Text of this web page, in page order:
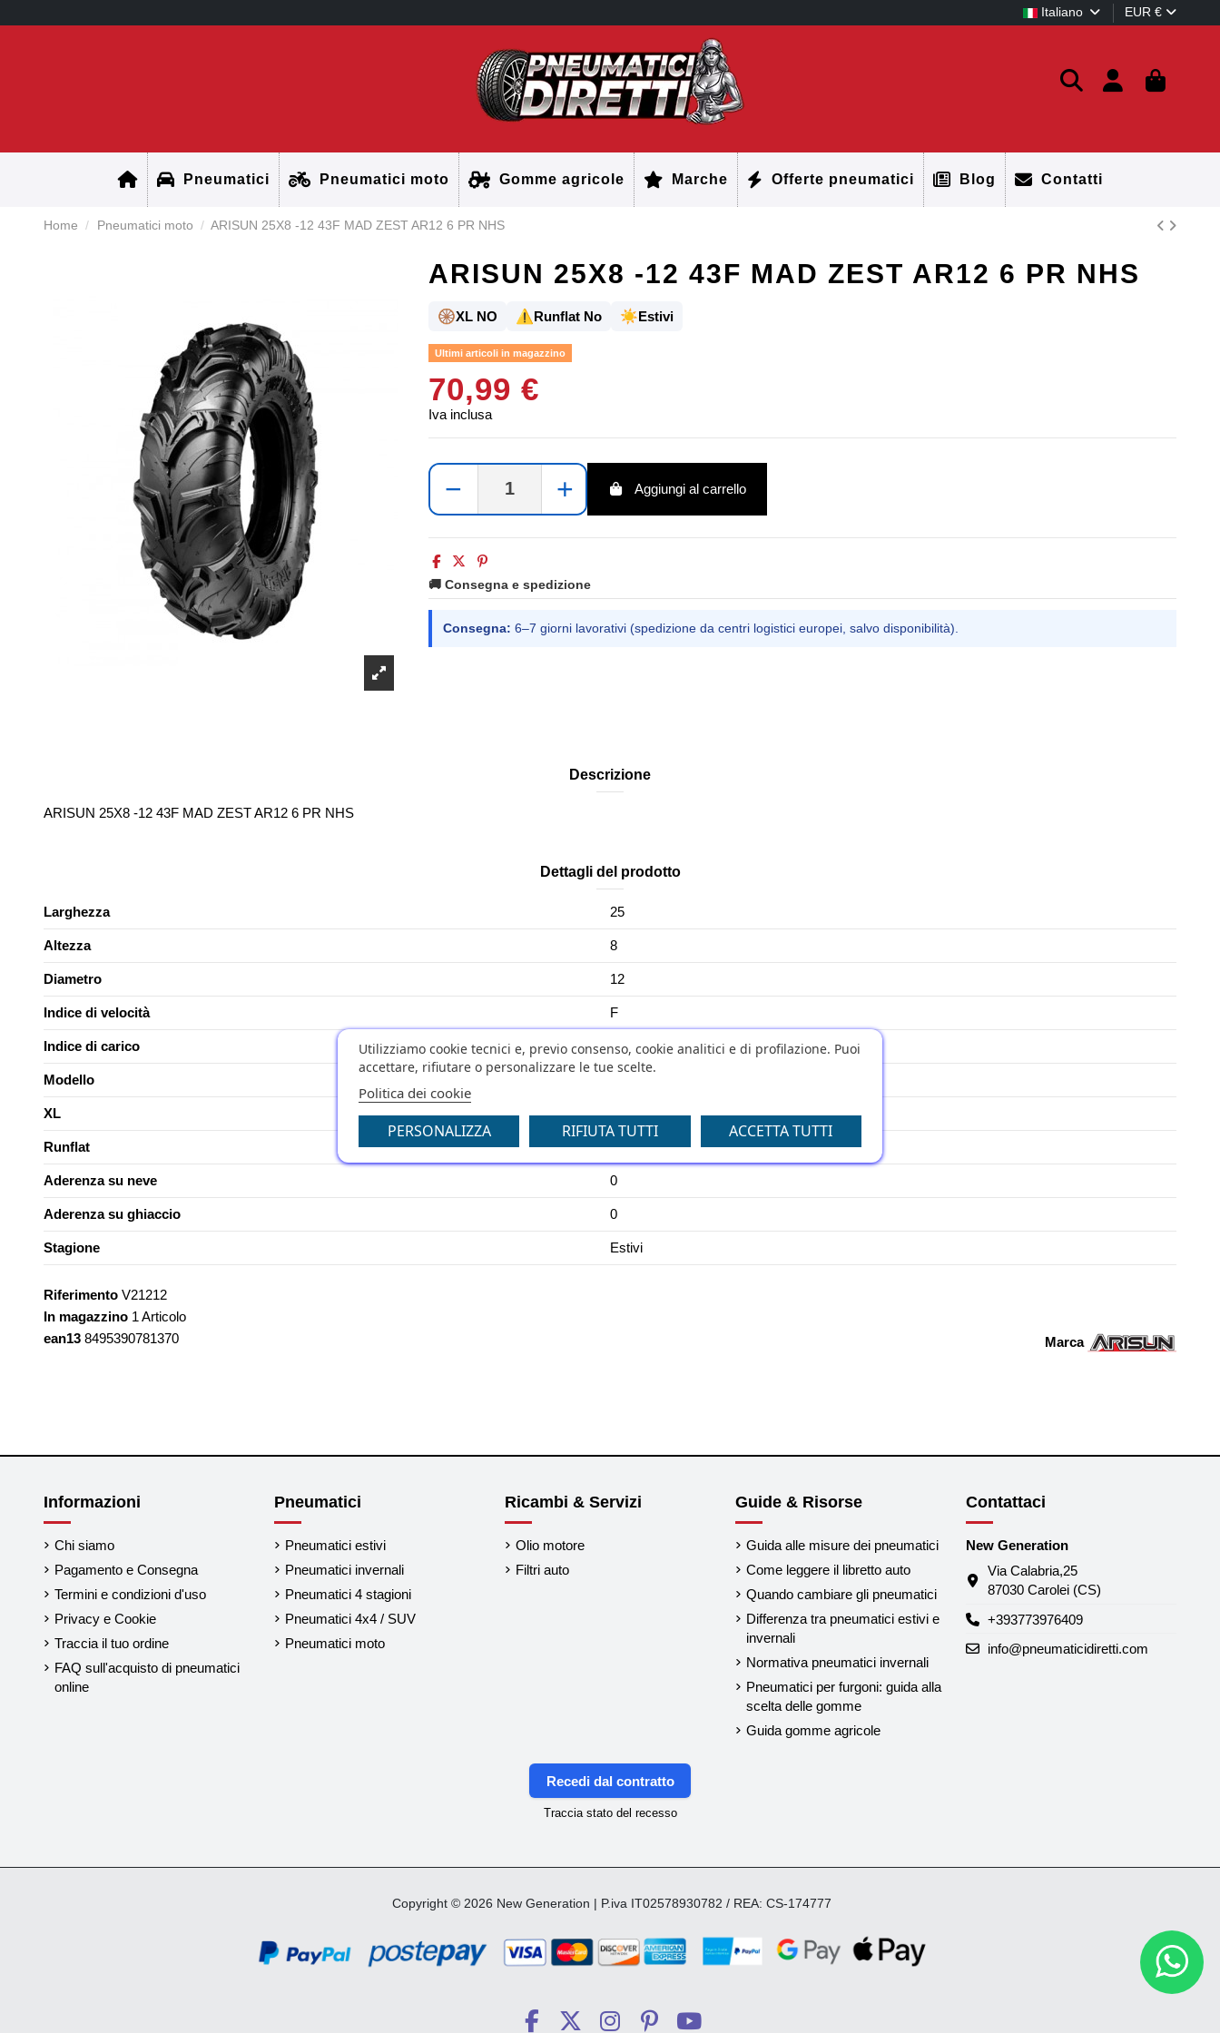
Italiano EUR €
Pneumatici Pneumatici moto Gomme agricole Marche Offerte pneumatici Blog Contatti
Home Pneumatici moto ARISUN 25X8 -12 43F MAD ZEST AR12 6 PR NHS
ARISUN 25X8 -12 43F MAD ZEST AR12 6 PR NHS
🛞XL NO ⚠️Runflat No ☀️Estivi
Ultimi articoli in magazzino
70,99 €
Iva inclusa
− + Aggiungi al carrello
🚚 Consegna e spedizione
Consegna: 6–7 giorni lavorativi (spedizione da centri logistici europei, salvo disponibilità).
Descrizione
ARISUN 25X8 -12 43F MAD ZEST AR12 6 PR NHS
Dettagli del prodotto
Larghezza 25
Altezza 8
Diametro 12
Indice di velocità F
Indice di carico 43
Modello
XL NO
Runflat No
Aderenza su neve 0
Aderenza su ghiaccio 0
Stagione Estivi
Marca
Riferimento V21212
In magazzino 1 Articolo
ean13 8495390781370
Informazioni
Chi siamo
Pagamento e Consegna
Termini e condizioni d'uso
Privacy e Cookie
Traccia il tuo ordine
FAQ sull'acquisto di pneumatici
online
Pneumatici
Pneumatici estivi
Pneumatici invernali
Pneumatici 4 stagioni
Pneumatici 4x4 / SUV
Pneumatici moto
Ricambi & Servizi
Olio motore
Filtri auto
Guide & Risorse
Guida alle misure dei pneumatici
Come leggere il libretto auto
Quando cambiare gli pneumatici
Differenza tra pneumatici estivi e
invernali
Normativa pneumatici invernali
Pneumatici per furgoni: guida alla
scelta delle gomme
Guida gomme agricole
Contattaci
New Generation
Via Calabria,25
87030 Carolei (CS)
+393773976409
info@pneumaticidiretti.com
Utilizziamo cookie tecnici e, previo consenso, cookie analitici e di profilazione. Puoi
accettare, rifiutare o personalizzare le tue scelte.
Politica dei cookie
PERSONALIZZA RIFIUTA TUTTI ACCETTA TUTTI
Recedi dal contratto
Traccia stato del recesso
Copyright © 2026 New Generation | P.iva IT02578930782 / REA: CS-174777